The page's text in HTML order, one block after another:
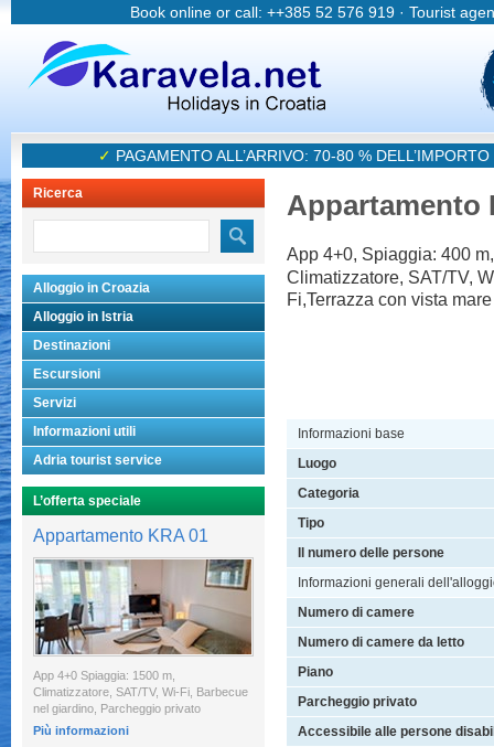
Book online or call: ++385 52 576 919 · Tourist
✓ PAGAMENTO ALL’ARRIVO: 70-80 % DELL’IMPORTO
Ricerca
Alloggio in Croazia
Alloggio in Istria
Destinazioni
Escursioni
Servizi
Informazioni utili
Adria tourist service
L’offerta speciale
Appartamento KRA 01
App 4+0 Spiaggia: 1500 m,
Climatizzatore, SAT/TV, Wi-Fi, Barbecue
nel giardino, Parcheggio privato
Più informazioni
Appartamento
App 4+0, Spiaggia: 400 m,
Climatizzatore, SAT/TV,
Fi,Terrazza con vista mare
Informazioni base
Luogo
Categoria
Tipo
Il numero delle persone
Informazioni generali
Numero di camere
Numero di camere da letto
Piano
Parcheggio privato
Accessibile alle persone